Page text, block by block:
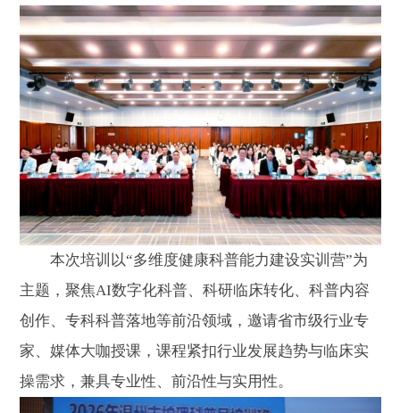
本次培训以“多维度健康科普能力建设实训营”为
主题，聚焦AI数字化科普、科研临床转化、科普内容
创作、专科科普落地等前沿领域，邀请省市级行业专
家、媒体大咖授课，课程紧扣行业发展趋势与临床实
操需求，兼具专业性、前沿性与实用性。